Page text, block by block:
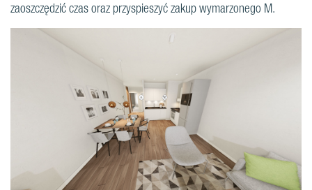
zaoszczędzić czas oraz przyspieszyć zakup wymarzonego M.